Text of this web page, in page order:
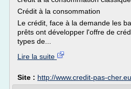
Crédit à la consommation
Le crédit, face à la demande les
prêts ont développer l'offre de
types de...
Lire la suite
Site : http://www.credit-pas-cher.eu